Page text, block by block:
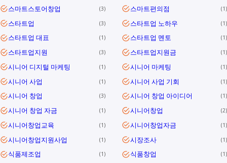
스마트스토어창업 3 스마트편의점 1
스타트업 3 스타트업 노하우 1
스타트업 대표 1 스타트업 멘토 1
스타트업지원 3 스타트업지원금 1
시니어 디지털 마케팅 1 시니어 마케팅 1
시니어 사업 1 시니어 사업 기회 1
시니어 창업 3 시니어 창업 아이디어 1
시니어 창업 자금 1 시니어창업 2
시니어창업교육 1 시니어창업자금 1
시니어창업지원사업 1 시장조사 1
식품제조업 1 식품창업 1